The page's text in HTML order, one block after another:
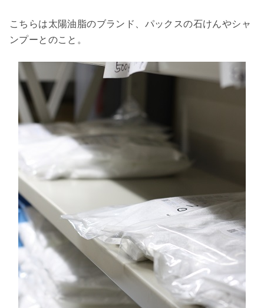
こちらは太陽油脂のブランド、パックスの石けんやシャ
ンプーとのこと。